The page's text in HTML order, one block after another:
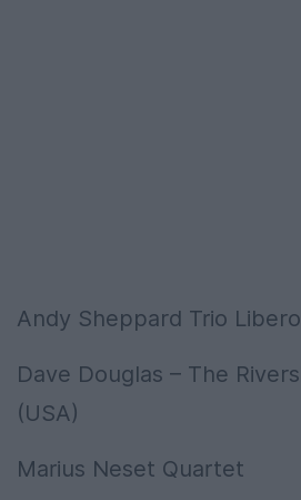
Andy Sheppard Trio
Dave Douglas – The
(USA)
Marius Neset Quartet